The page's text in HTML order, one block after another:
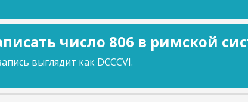
число 806 в римской
выглядит как DCCCVI.